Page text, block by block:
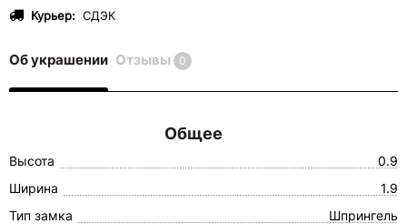
Курьер: СДЭК
Об украшении Отзывы 0
Общее
Высота
0.9
Ширина
1.9
Тип замка
Шпрингель